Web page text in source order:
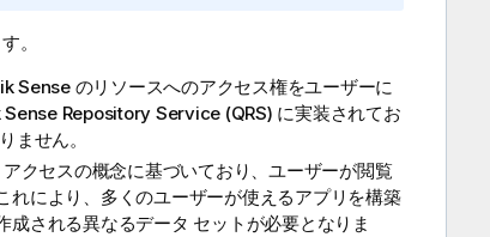
。
Senseのリソースへのアクセス権をユーザーに
Sense Repository Service (QRS) に実装されてお
ません。
クセスの概念に基づいており、ユーザーが閲覧
れにより、多くのユーザーが使えるアプリを構築
される異なるデータ セットが必要となりま